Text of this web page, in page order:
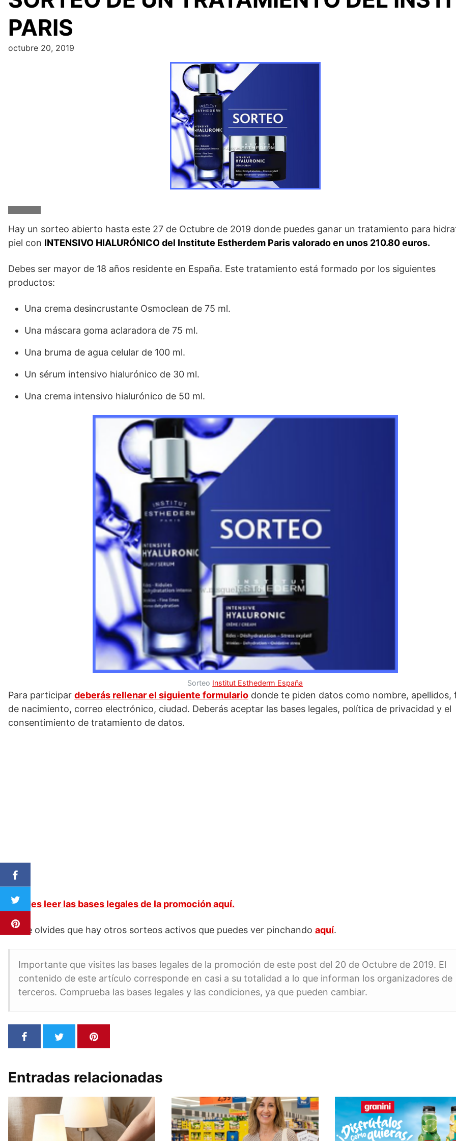
PARIS
octubre 20, 2019
Hay un sorteo abierto hasta este 27 de Octubre de 2019 donde puedes ganar un tratamiento para
piel con INTENSIVO HIALURÓNICO del Institute Estherdem Paris valorado en unos 210.80 euros.
Debes ser mayor de 18 años residente en España. Este tratamiento está formado por los siguientes
productos:
Una crema desincrustante Osmoclean de 75 ml.
Una máscara goma aclaradora de 75 ml.
Una bruma de agua celular de 100 ml.
Un sérum intensivo hialurónico de 30 ml.
Una crema intensivo hialurónico de 50 ml.
Sorteo Institut Esthederm España
Para participar deberás rellenar el siguiente formulario donde te piden datos como nombre, apellidos,
de nacimiento, correo electrónico, ciudad. Deberás aceptar las bases legales, política de privacidad y el
consentimiento de tratamiento de datos.
Puedes leer las bases legales de la promoción aquí.
No te olvides que hay otros sorteos activos que puedes ver pinchando aquí.
Importante que visites las bases legales de la promoción de este post del 20 de Octubre de 2019. El
contenido de este artículo corresponde en casi a su totalidad a lo que informan los organizadores de
terceros. Comprueba las bases legales y las condiciones, ya que pueden cambiar.
Entradas relacionadas